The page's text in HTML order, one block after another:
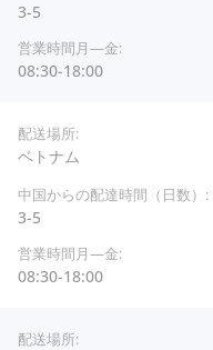
3-5
08:30-18:00
ベトナム
3-5
08:30-18:00